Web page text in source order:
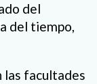
del
del tiempo,
las facultades